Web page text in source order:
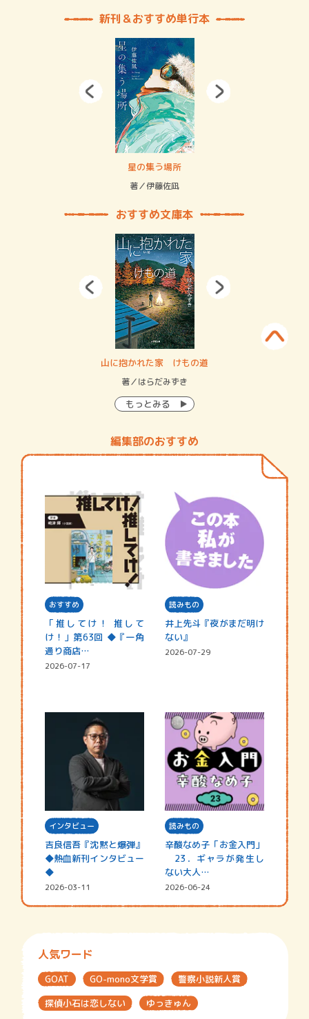
新刊＆おすすめ単行本
星の集う場所
著／伊藤佐凪
おすすめ文庫本
山に抱かれた家 けもの道
著／はらだみずき
もっとみる
編集部のおすすめ
おすすめ
「推してけ！ 推して
け！」第63回 ◆『一角
通り商店…
2026-07-17
読みもの
井上先斗『夜がまだ明け
ない』
2026-07-29
インタビュー
吉良信吾『沈黙と爆弾』
◆熱血新刊インタビュー
◆
2026-03-11
読みもの
辛酸なめ子「お金入門」
23．ギャラが発生し
ない大人…
2026-06-24
人気ワード
GOAT GO-mono文学賞
警察小説新人賞
探偵小石は恋しない
ゆっきゅん